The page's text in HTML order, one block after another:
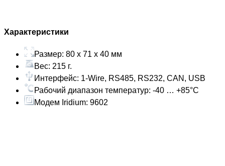
Характеристики
Размер: 80 x 71 x 40 мм
Вес: 215 г.
Интерфейс: 1-Wire, RS485, RS232, CAN, USB
Рабочий диапазон температур: -40 … +85°С
Модем Iridium: 9602